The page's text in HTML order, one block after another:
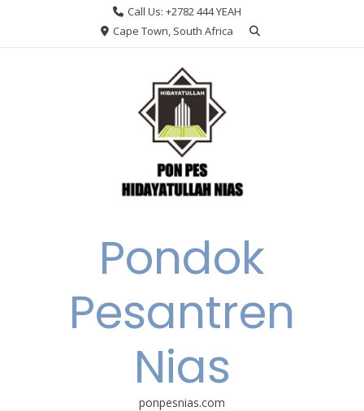
Call Us: +2782 444 YEAH
Cape Town, South Africa
Pondok
Pesantren
Nias
ponpesnias.com